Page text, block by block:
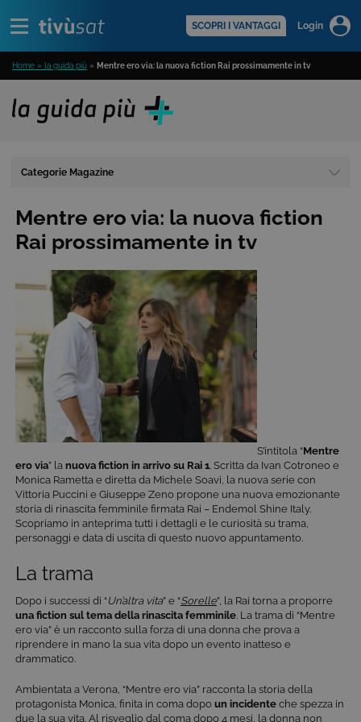
SCOPRI I VANTAGGI Login
Home » la guida più » Mentre ero via: la nuova fiction Rai prossimamente in tv
Categorie Magazine
Mentre ero via: la nuova fiction
Rai prossimamente in tv
S’intitola “Mentre
ero via” la nuova fiction in arrivo su Rai 1 . Scritta da Ivan Cotroneo e
Monica Rametta e diretta da Michele Soavi, la nuova serie con
Vittoria Puccini e Giuseppe Zeno propone una nuova emozionante
storia di rinascita femminile firmata Rai – Endemol Shine Italy.
Scopriamo in anteprima tutti i dettagli e le curiosità su trama,
personaggi e data di uscita di questo nuovo appuntamento.
La trama
Dopo i successi di “Un’altra vita” e “Sorelle”, la Rai torna a proporre
una fiction sul tema della rinascita femminile . La trama di “Mentre
ero via” è un racconto sulla forza di una donna che prova a
riprendere in mano la sua vita dopo un evento inatteso e
drammatico.
Ambientata a Verona, “Mentre ero via” racconta la storia della
protagonista Monica, finita in coma dopo un incidente che spezza in
due la sua vita. Al risveglio dal coma dopo 4 mesi, la donna non